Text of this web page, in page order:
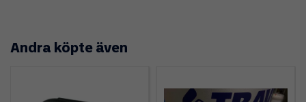
Andra köpte även